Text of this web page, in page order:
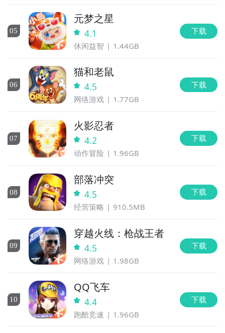
05
元梦之星
4.1
休闲益智 1.44GB
下载
06
猫和老鼠
4.5
网络游戏 1.77GB
下载
07
火影忍者
4.2
动作冒险 1.96GB
下载
08
部落冲突
4.5
经营策略 910.5MB
下载
09
穿越火线：枪战王者
4.5
网络游戏 1.98GB
下载
10
QQ飞车
4.4
跑酷竞速 1.96GB
下载